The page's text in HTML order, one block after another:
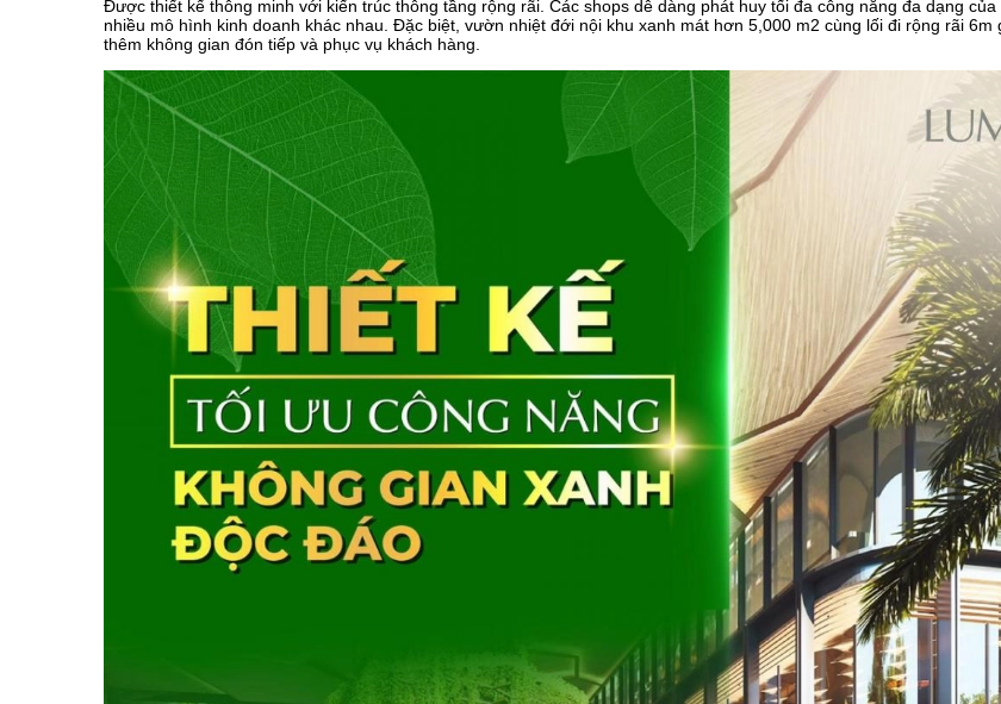
Được thiết kế thông minh với kiến trúc thông tầng rộng rãi. Các shops dễ dàng phát huy tối đa công năng đa dạng
nhiều mô hình kinh doanh khác nhau. Đặc biệt, vườn nhiệt đới nội khu xanh mát hơn 5,000 m2 cùng lối đi rộng rãi 6m
thêm không gian đón tiếp và phục vụ khách hàng.